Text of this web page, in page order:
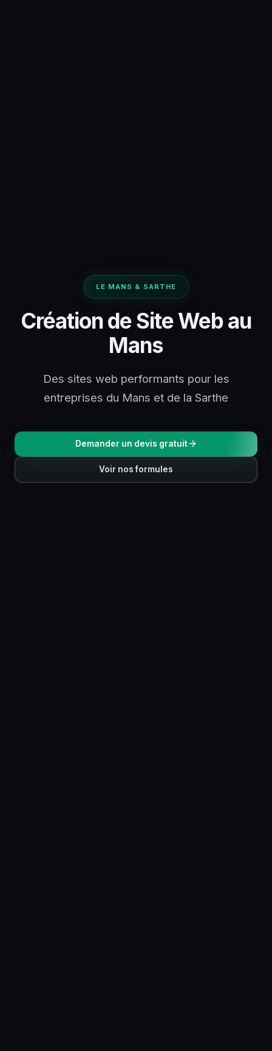
LE MANS & SARTHE
Création de Site Web au
Mans
Des sites web performants pour les
entreprises du Mans et de la Sarthe
Demander un devis gratuit
Voir nos formules